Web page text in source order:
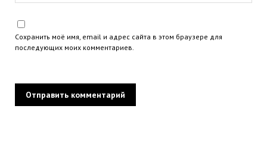
Сохранить моё имя, email и адрес сайта в этом браузере для
последующих моих комментариев.